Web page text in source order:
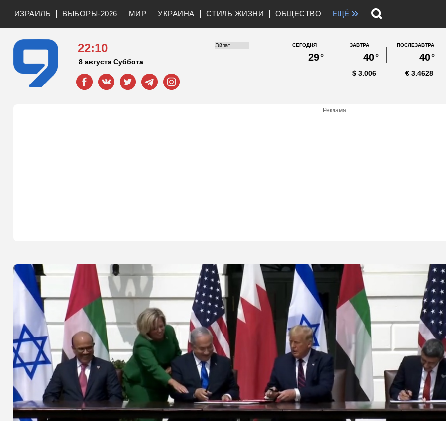
ИЗРАИЛЬ ВЫБОРЫ-2026 МИР УКРАИНА СТИЛЬ ЖИЗНИ ОБЩЕСТВО ЕЩЁ »
22:10
8 августа Суббота
СЕГОДНЯ
29°
ЗАВТРА
40°
ПОСЛЕЗАВТРА
40°
3.006
$ 3.4628
€
Реклама